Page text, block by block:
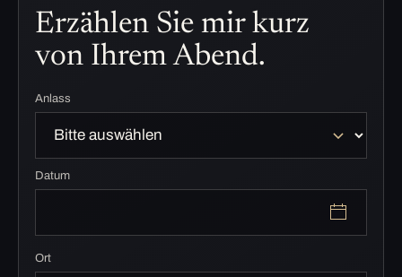
Erzählen Sie mir kurz
von Ihrem Abend.
Anlass
Datum
Ort